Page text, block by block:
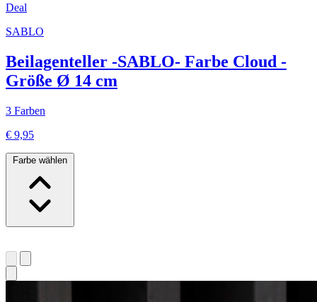
Deal
SABLO
Beilagenteller -SABLO- Farbe Cloud -
Größe Ø 14 cm
3 Farben
€ 9,95
Farbe wählen